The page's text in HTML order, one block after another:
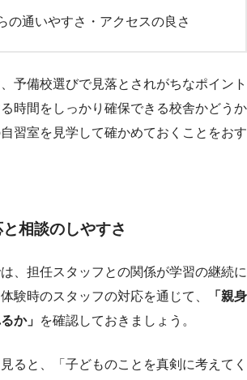
の通いやすさ・アクセスの良さ
予備校選びで見落とされがちなポイント
時間をしっかり確保できる校舎かどうか
習室を見学して確かめておくことをおす
相談のしやすさ
、担任スタッフとの関係が学習の継続に
験時のスタッフの対応を通じて、
「親身
か」 を確認しておきましょう。
ると、「子どものことを真剣に考えてく